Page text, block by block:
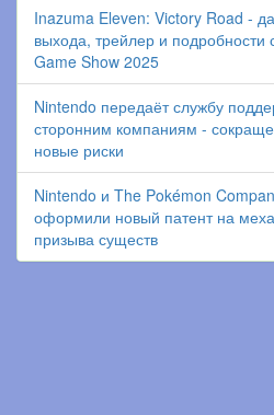
Inazuma Eleven: Victory Road -
выхода, трейлер и подробности
Game Show 2025
Nintendo передаёт службу
сторонним компаниям -
новые риски
Nintendo и The Pokémon
оформили новый патент на
призыва существ